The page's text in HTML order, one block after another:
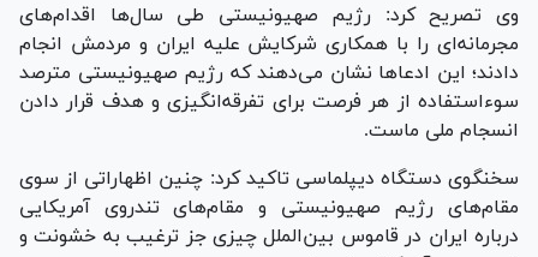
وی تصریح کرد: رژیم صهیونیستی طی سال‌ها اقدام‌های
مجرمانه‌ای را با همکاری شرکایش علیه ایران و مردمش انجام
دادند؛ این ادعا‌ها نشان می‌دهند که رژیم صهیونیستی مترصد
سوءاستفاده از هر فرصت برای تفرقه‌انگیزی و هدف قرار دادن
انسجام ملی ماست.
سخنگوی دستگاه دیپلماسی تاکید کرد: چنین اظهاراتی از سوی
مقام‌های رژیم صهیونیستی و مقام‌های تندروی آمریکایی
درباره ایران در قاموس بین‌الملل چیزی جز ترغیب به خشونت و